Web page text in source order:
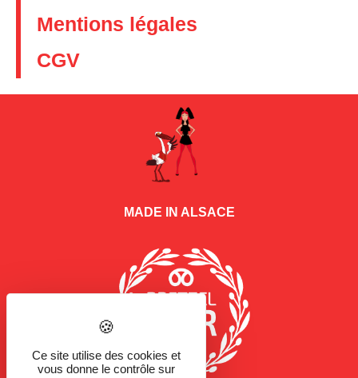
Mentions légales
CGV
MADE IN ALSACE
Ce site utilise des cookies et
vous donne le contrôle sur